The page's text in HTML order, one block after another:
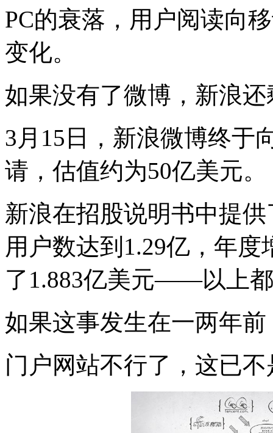
PC的衰落，用户阅读向
变化。
如果没有了微博，新浪还
3月15日，新浪微博终于
请，估值约为50亿美元。
新浪在招股说明书中提
用户数达到1.29亿，年
了1.883亿美元——以上
如果这事发生在一两年
门户网站不行了，这已